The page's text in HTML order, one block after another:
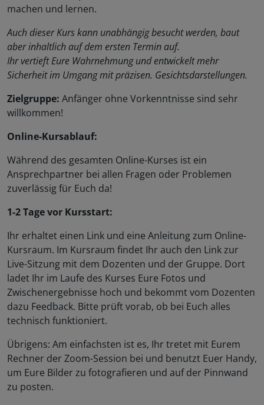
machen und lernen.
Auch dieser Kurs kann unabhängig besucht werden, baut
aber inhaltlich auf dem ersten Termin auf.
Ihr vertieft Eure Wahrnehmung und entwickelt mehr
Sicherheit im Umgang mit präzisen. Gesichtsdarstellungen.
Zielgruppe: Anfänger ohne Vorkenntnisse sind sehr
willkommen!
Online-Kursablauf:
Während des gesamten Online-Kurses ist ein
Ansprechpartner bei allen Fragen oder Problemen
zuverlässig für Euch da!
1-2 Tage vor Kursstart:
Ihr erhaltet einen Link und eine Anleitung zum Online-
Kursraum. Im Kursraum findet Ihr auch den Link zur
Live-Sitzung mit dem Dozenten und der Gruppe. Dort
ladet Ihr im Laufe des Kurses Eure Fotos und
Zwischenergebnisse hoch und bekommt vom Dozenten
dazu Feedback. Bitte prüft vorab, ob bei Euch alles
technisch funktioniert.
Übrigens: Am einfachsten ist es, Ihr tretet mit Eurem
Rechner der Zoom-Session bei und benutzt Euer Handy,
um Eure Bilder zu fotografieren und auf der Pinnwand
zu posten.